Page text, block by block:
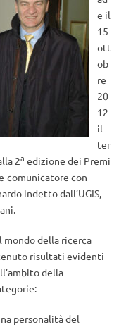
e il
15
ott
ob
re
20
12
il
ter
2a edizione dei Premi
comunicatore con
indetto dall’UGIS,
mondo della ricerca
risultati evidenti
della
personalità del